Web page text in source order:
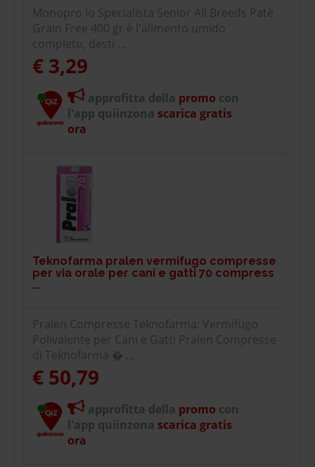
Monopro lo Specialista Senior All Breeds Patè
Grain Free 400 gr è l'alimento umido
completo, desti ...
€ 3,29
approfitta della promo con
l'app quiinzona scarica gratis
ora
Teknofarma pralen vermifugo compresse
per via orale per cani e gatti 70 compress
...
Pralen Compresse Teknofarma: Vermifugo
Polivalente per Cani e Gatti Pralen Compresse
di Teknofarma � ...
€ 50,79
approfitta della promo con
l'app quiinzona scarica gratis
ora